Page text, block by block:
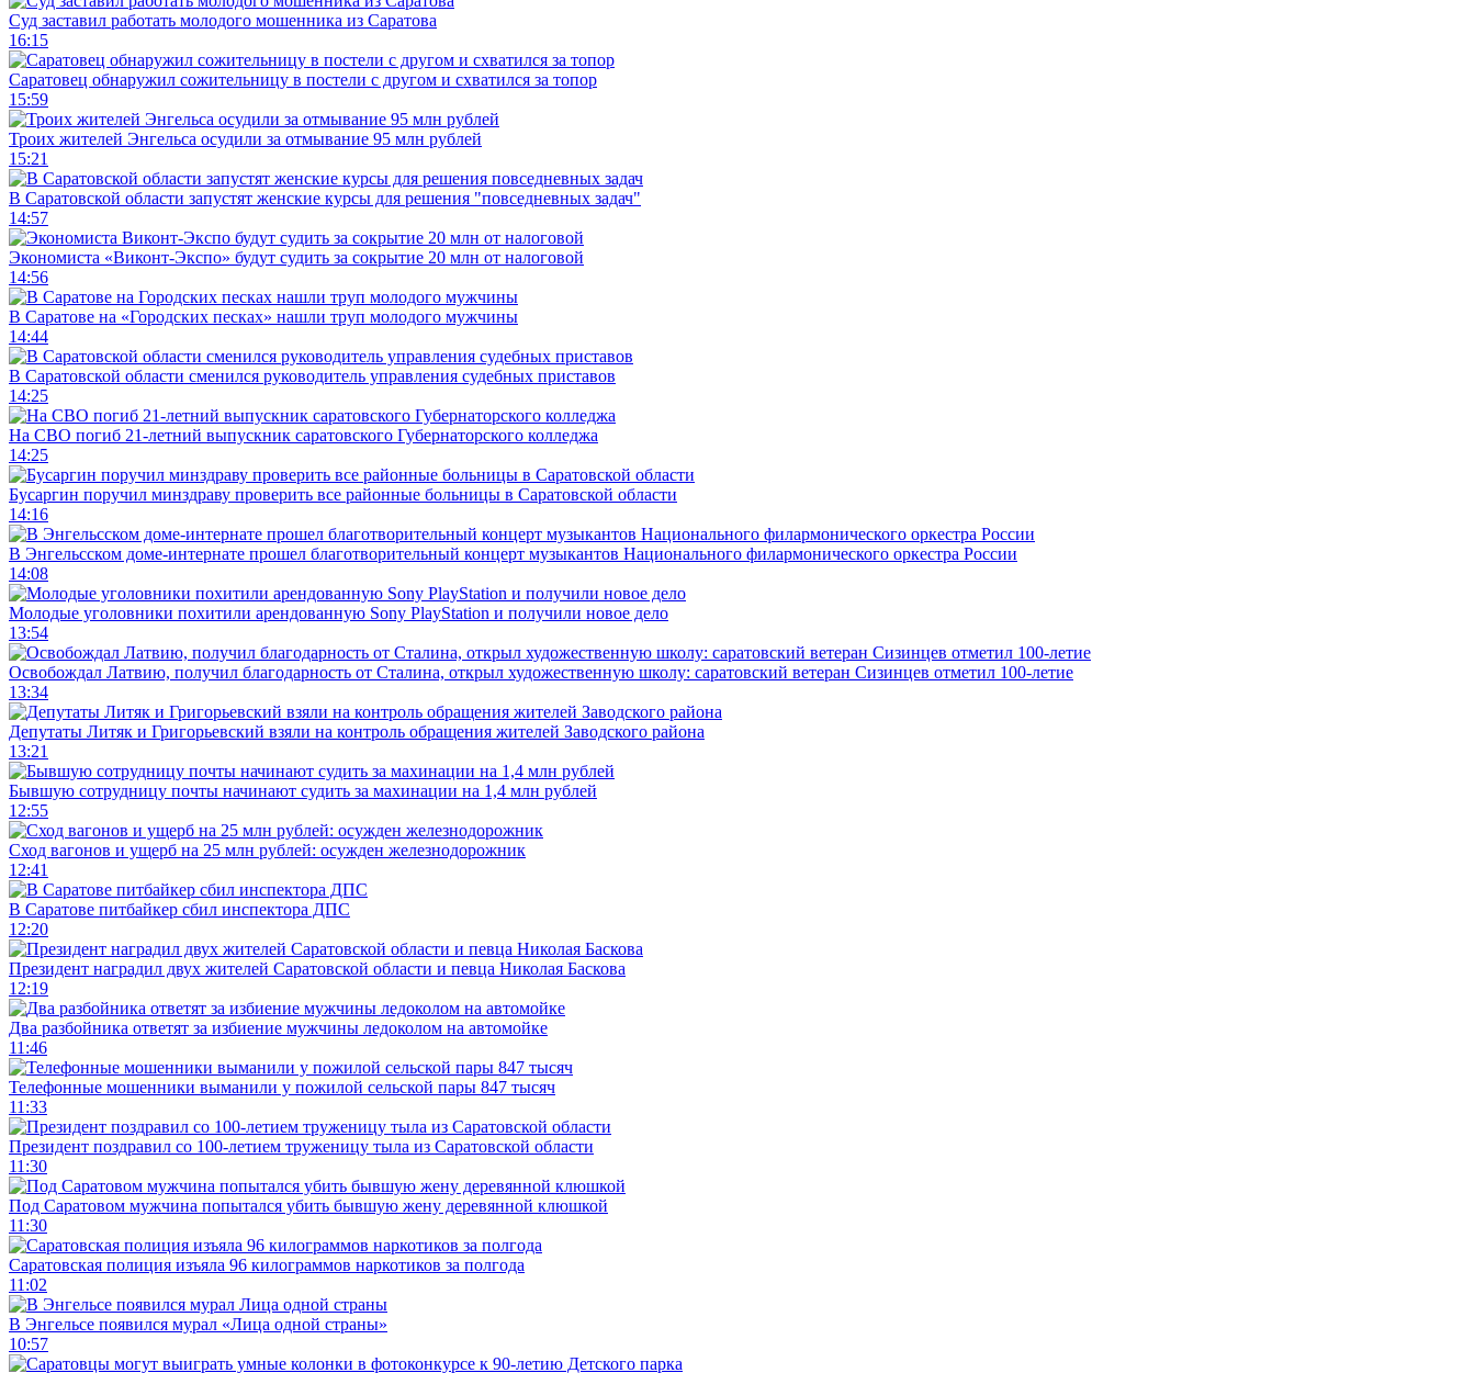
Суд заставил работать молодого мошенника из Саратова
16:15
Саратовец обнаружил сожительницу в постели с другом и схватился за топор
15:59
Троих жителей Энгельса осудили за отмывание 95 млн рублей
15:21
В Саратовской области запустят женские курсы для решения "повседневных задач"
14:57
Экономиста «Виконт-Экспо» будут судить за сокрытие 20 млн от налоговой
14:56
В Саратове на «Городских песках» нашли труп молодого мужчины
14:44
В Саратовской области сменился руководитель управления судебных приставов
14:25
На СВО погиб 21-летний выпускник саратовского Губернаторского колледжа
14:25
Бусаргин поручил минздраву проверить все районные больницы в Саратовской области
14:16
В Энгельсском доме-интернате прошел благотворительный концерт музыкантов Национального филармонического оркестра России
14:08
Молодые уголовники похитили арендованную Sony PlayStation и получили новое дело
13:54
Освобождал Латвию, получил благодарность от Сталина, открыл художественную школу: саратовский ветеран Сизинцев отметил 100-летие
13:34
Депутаты Литяк и Григорьевский взяли на контроль обращения жителей Заводского района
13:21
Бывшую сотрудницу почты начинают судить за махинации на 1,4 млн рублей
12:55
Сход вагонов и ущерб на 25 млн рублей: осужден железнодорожник
12:41
В Саратове питбайкер сбил инспектора ДПС
12:20
Президент наградил двух жителей Саратовской области и певца Николая Баскова
12:19
Два разбойника ответят за избиение мужчины ледоколом на автомойке
11:46
Телефонные мошенники выманили у пожилой сельской пары 847 тысяч
11:33
Президент поздравил со 100-летием труженицу тыла из Саратовской области
11:30
Под Саратовом мужчина попытался убить бывшую жену деревянной клюшкой
11:30
Саратовская полиция изъяла 96 килограммов наркотиков за полгода
11:02
В Энгельсе появился мурал «Лица одной страны»
10:57